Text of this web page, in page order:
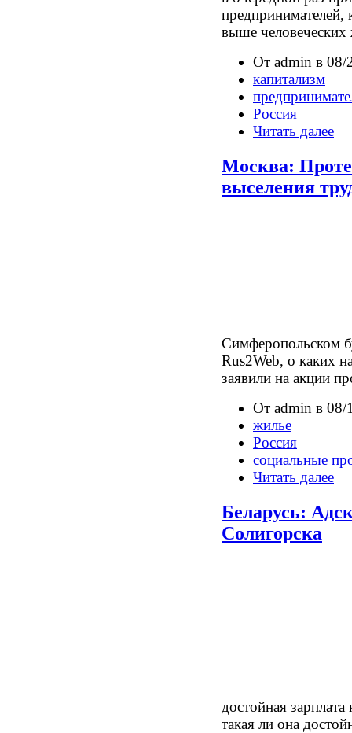
выше человеческих
От admin в 08/
капитализм
Россия
Читать далее
Москва:
выселения
Симферопольском
Rus2Web, о каких
заявили на акции
От admin в 08/
жилье
Россия
социальные
Читать далее
Беларусь:
Солигорска
достойная
такая ли она